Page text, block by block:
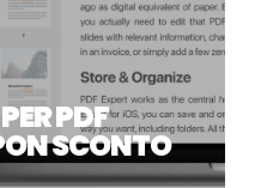
PDF
SCONTO